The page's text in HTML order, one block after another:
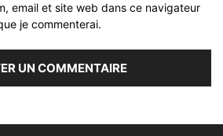
email et site web dans ce navigateur
je commenterai.